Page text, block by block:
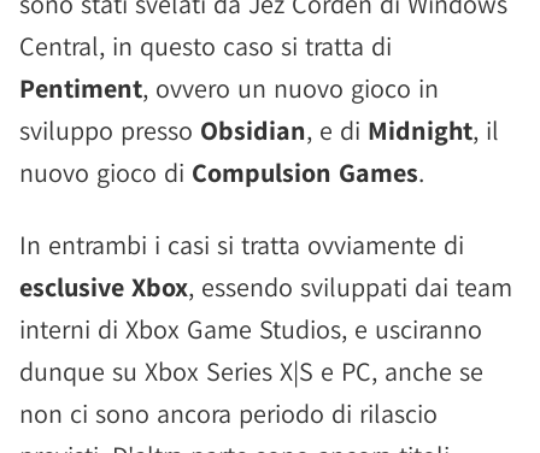
Central, in questo caso si tratta di
Pentiment, ovvero un nuovo gioco in
sviluppo presso Obsidian, e di Midnight, il
nuovo gioco di Compulsion Games.
In entrambi i casi si tratta ovviamente di
esclusive Xbox, essendo sviluppati dai team
interni di Xbox Game Studios, e usciranno
dunque su Xbox Series X|S e PC, anche se
non ci sono ancora periodo di rilascio